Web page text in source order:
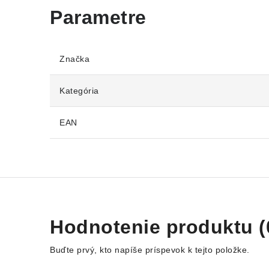
Značka
Kategória
EAN
Hodnotenie produktu
Buďte prvý, kto napíše príspevok k tejto položke.